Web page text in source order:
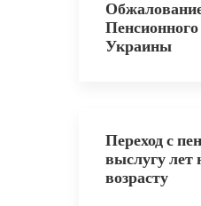
Украины
Переход с
выслугу лет
возрасту